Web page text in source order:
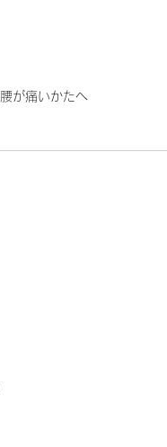
腰が痛いかたへ